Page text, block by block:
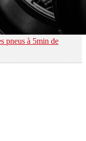
pneus à 5min de